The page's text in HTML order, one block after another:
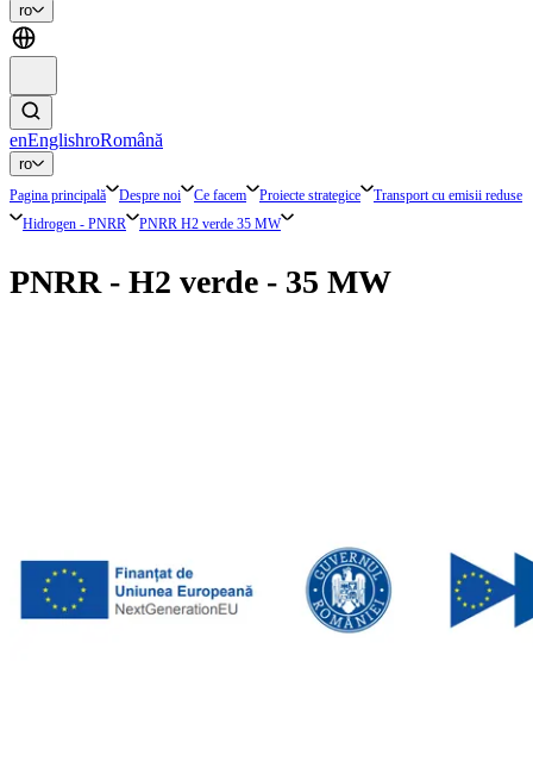
ro
enEnglishroRomână
ro
Pagina principală Despre noi Ce facem Proiecte strategice
Transport cu emisii reduse
Hidrogen - PNRR
PNRR H2 verde 35 MW
PNRR - H2 verde - 35 MW